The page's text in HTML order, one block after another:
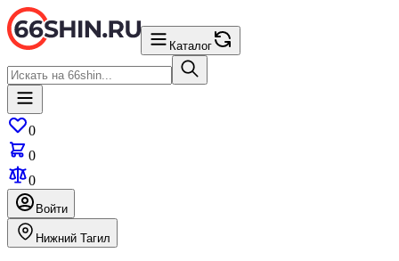
Каталог
0
0
0
Войти
Нижний Тагил